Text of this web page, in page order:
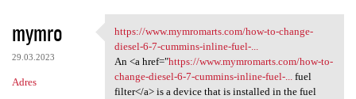
mymro
29.03.2023
Adres
https://www.mymromarts.com
https://www.mymromarts.com/how-to-change-
diesel-6-7-cummins-inline-fuel-...
An <a href="https://www.mymromarts.com/how-to-
change-diesel-6-7-cummins-inline-fuel-...fuel
filter</a> is a device that is installed in the fuel